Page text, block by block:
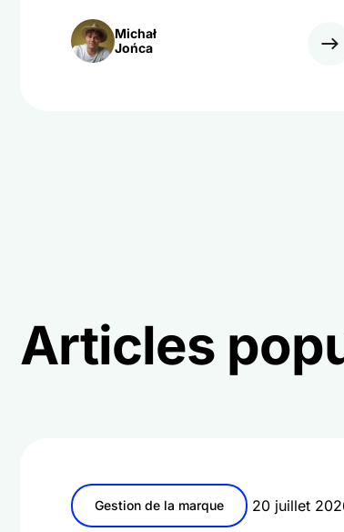
de relations publiques !
Michał
Jońca
Articles
Gestion de la marque 20 juillet